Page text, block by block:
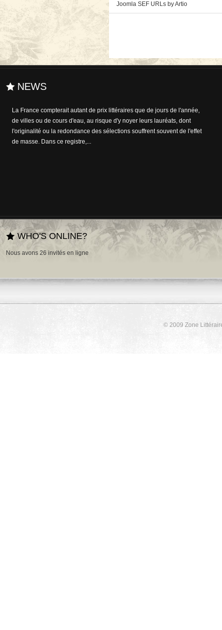
Joomla SEF URLs by Artio
NEWS
La maladie quitte peu à peu les cabinets médicaux pour rejoindre les
cabinets d’écriture : en témoignent de nombreuses et pertinentes
œuvres sur la maladie et ses cures. ...
WHO'S ONLINE?
Nous avons 26 invités en ligne
© 2009 Zone